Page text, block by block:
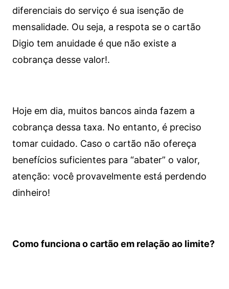
diferenciais do serviço é sua isenção de
mensalidade. Ou seja, a respota se o cartão
Digio tem anuidade é que não existe a
cobrança desse valor!.
Hoje em dia, muitos bancos ainda fazem a
cobrança dessa taxa. No entanto, é preciso
tomar cuidado. Caso o cartão não ofereça
benefícios suficientes para “abater” o valor,
atenção: você provavelmente está perdendo
dinheiro!
Como funciona o cartão em relação ao limite?